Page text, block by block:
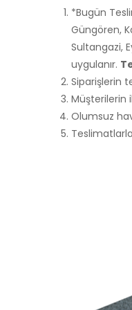
*Bugün
Güngören,
Sultangazi,
uygulanır.
Siparişlerin
Müşterilerin
Olumsuz